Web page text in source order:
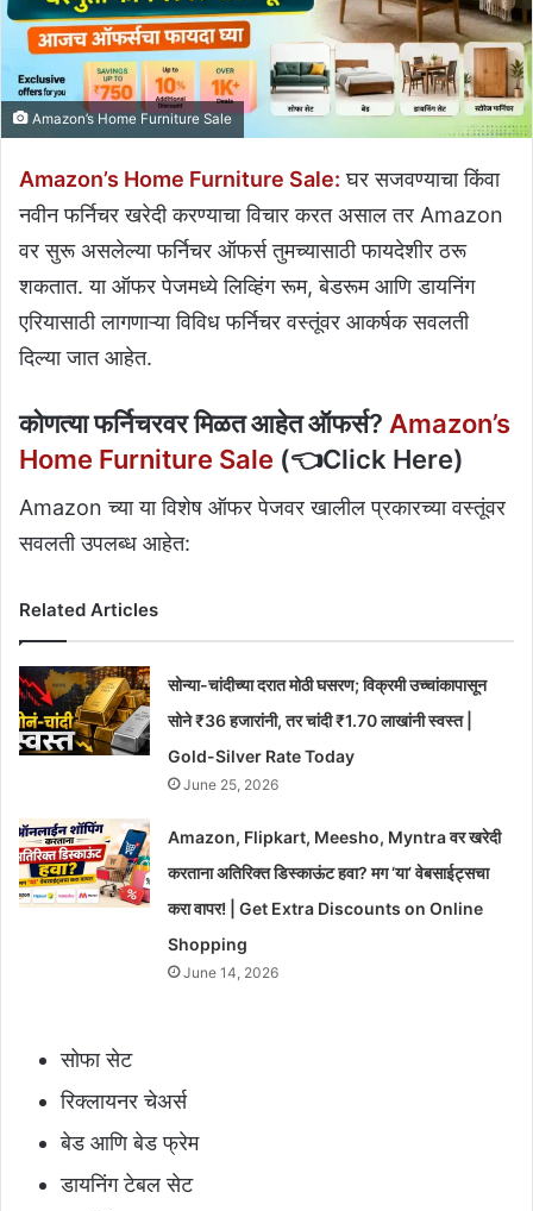
Amazon’s Home Furniture Sale
Amazon’s Home Furniture Sale: घर सजवण्याचा किंवा
नवीन फर्निचर खरेदी करण्याचा विचार करत असाल तर Amazon
वर सुरू असलेल्या फर्निचर ऑफर्स तुमच्यासाठी फायदेशीर ठरू
शकतात. या ऑफर पेजमध्ये लिव्हिंग रूम, बेडरूम आणि डायनिंग
एरियासाठी लागणाऱ्या विविध फर्निचर वस्तूंवर आकर्षक सवलती
दिल्या जात आहेत.
कोणत्या फर्निचरवर मिळत आहेत ऑफर्स? Amazon’s
Home Furniture Sale (👈Click Here)
Amazon च्या या विशेष ऑफर पेजवर खालील प्रकारच्या वस्तूंवर
सवलती उपलब्ध आहेत:
Related Articles
सोन्या-चांदीच्या दरात मोठी घसरण; विक्रमी उच्चांकापासून
सोने ₹36 हजारांनी, तर चांदी ₹1.70 लाखांनी स्वस्त |
Gold-Silver Rate Today
June 25, 2026
Amazon, Flipkart, Meesho, Myntra वर खरेदी
करताना अतिरिक्त डिस्काऊंट हवा? मग ‘या’ वेबसाईट्सचा
करा वापर! | Get Extra Discounts on Online
Shopping
June 14, 2026
सोफा सेट
रिक्लायनर चेअर्स
बेड आणि बेड फ्रेम
डायनिंग टेबल सेट